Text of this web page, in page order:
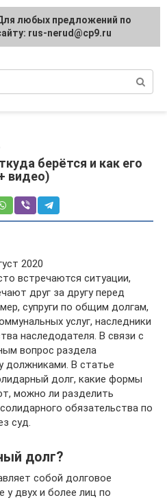
и
берётся и как его
видео)
2020
встречаются ситуации,
друг за другу перед
супруги по общим долгам,
услуг, наследники
наследодателя. В связи с
вопрос раздела
должниками. В статье
долг, какие формы
можно ли разделить
обязательства по
суд.
долг?
собой долговое
у двух и более лиц по
любых предложений по
rus-nerud@cp9.ru